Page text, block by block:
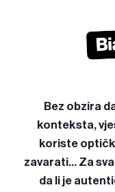
Bez obzira
konteksta,
koriste
zavarati... Za
da li je